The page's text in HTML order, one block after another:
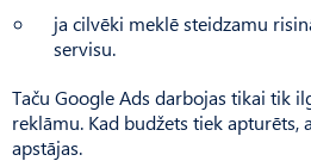
ja cilvēki meklē steidzamu
servisu.
Taču Google Ads darbojas tikai tik
reklāmu. Kad budžets tiek apturēts,
apstājas.